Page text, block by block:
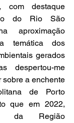
com destaque
do Rio São
aproximação
temática dos
gerados
despertou-me
sobre a enchente
de Porto
que em 2022,
da Região